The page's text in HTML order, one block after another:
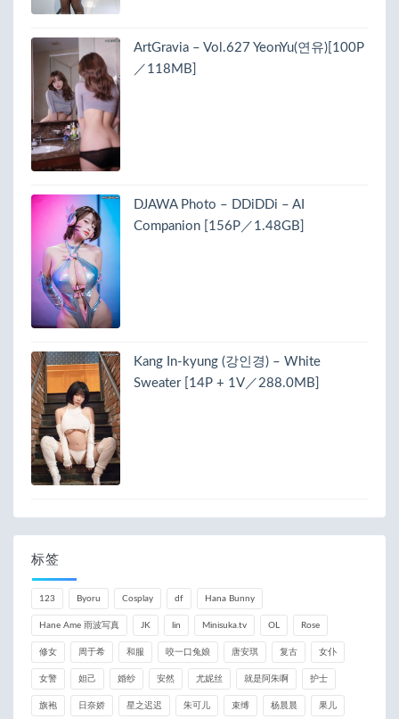
ArtGravia – Vol.627 YeonYu(연유)[100P
／118MB]
DJAWA Photo – DDiDDi – AI
Companion [156P／1.48GB]
Kang In-kyung (강인경) – White
Sweater [14P + 1V／288.0MB]
标签
123 Byoru Cosplay df Hana Bunny
Hane Ame 雨波写真 JK lin Minisuka.tv OL Rose
修女 周于希 和服 咬一口兔娘 唐安琪 复古 女仆
女警 妲己 婚纱 安然 尤妮丝 就是阿朱啊 护士
旗袍 日奈娇 星之迟迟 朱可儿 束缚 杨晨晨 果儿